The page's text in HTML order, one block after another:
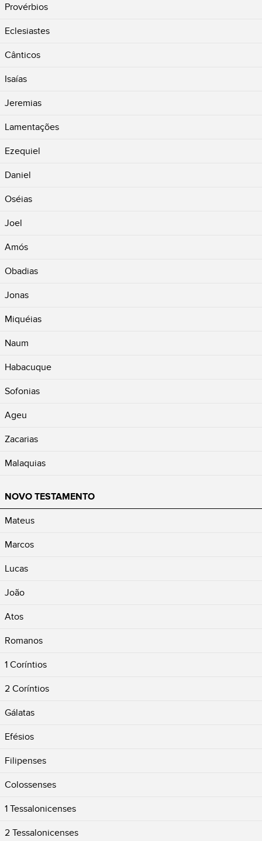
Provérbios
Eclesiastes
Cânticos
Isaías
Jeremias
Lamentações
Ezequiel
Daniel
Oséias
Joel
Amós
Obadias
Jonas
Miquéias
Naum
Habacuque
Sofonias
Ageu
Zacarias
Malaquias
NOVO TESTAMENTO
Mateus
Marcos
Lucas
João
Atos
Romanos
1 Coríntios
2 Coríntios
Gálatas
Efésios
Filipenses
Colossenses
1 Tessalonicenses
2 Tessalonicenses